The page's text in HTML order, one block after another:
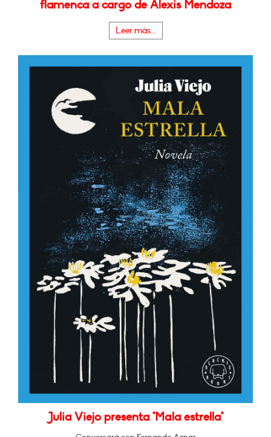
flamenca a cargo de Alexis Mendoza
Leer más...
Julia Viejo presenta "Mala estrella"